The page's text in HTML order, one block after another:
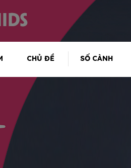
CHỦ ĐỀ SỐ CÀNH